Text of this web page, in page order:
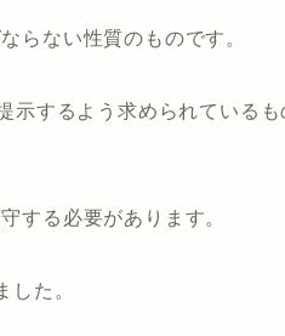
らない性質のものです。
示するよう求められているも
する必要があります。
た。